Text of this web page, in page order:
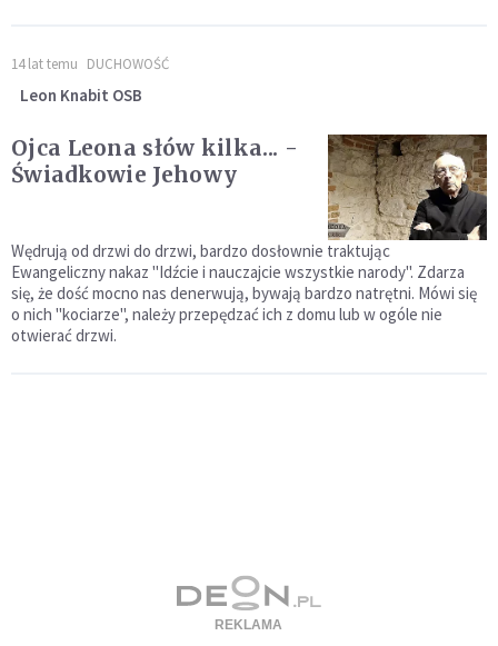
14 lat temu DUCHOWOŚĆ
Leon Knabit OSB
Ojca Leona słów kilka... -
Świadkowie Jehowy
Wędrują od drzwi do drzwi, bardzo dosłownie traktując
Ewangeliczny nakaz "Idźcie i nauczajcie wszystkie narody". Zdarza
się, że dość mocno nas denerwują, bywają bardzo natrętni. Mówi się
o nich "kociarze", należy przepędzać ich z domu lub w ogóle nie
otwierać drzwi.